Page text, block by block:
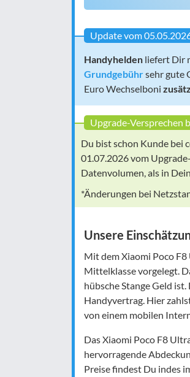
Update vom
Handyhelden liefert Dir
Grundgebührsehr gute
Euro Wechselboni
Upgrade-Versprechen
Du bist schon Kunde bei
01.07.2026 vom
Datenvolumen, als in
*Änderungen bei
Unsere
Mit dem Xiaomi Poco
Mittelklasse vorgelegt.
hübsche Stange Geld
Handyvertrag. Hier
von einem mobilen
Das Xiaomi Poco F8
hervorragende
Preise findest Du indes